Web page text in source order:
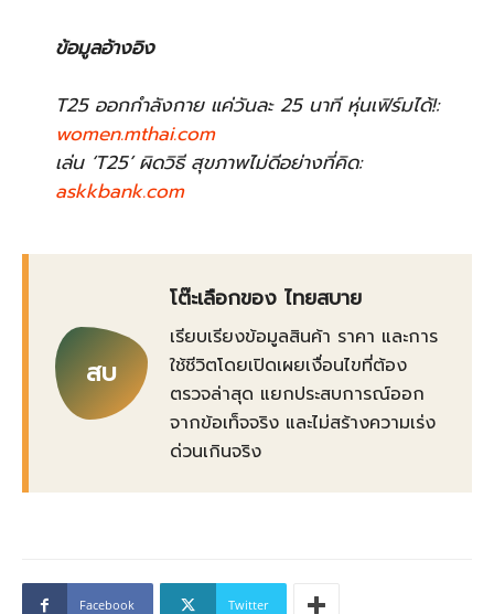
ข้อมูลอ้างอิง
T25 ออกกำลังกาย แค่วันละ 25 นาที หุ่นเฟิร์มได้!:
women.mthai.com
เล่น ‘T25’ ผิดวิธี สุขภาพไม่ดีอย่างที่คิด:
askkbank.com
สบ
โต๊ะเลือกของ ไทยสบาย
เรียบเรียงข้อมูลสินค้า ราคา และการ
ใช้ชีวิตโดยเปิดเผยเงื่อนไขที่ต้อง
ตรวจล่าสุด แยกประสบการณ์ออก
จากข้อเท็จจริง และไม่สร้างความเร่ง
ด่วนเกินจริง
Facebook Twitter